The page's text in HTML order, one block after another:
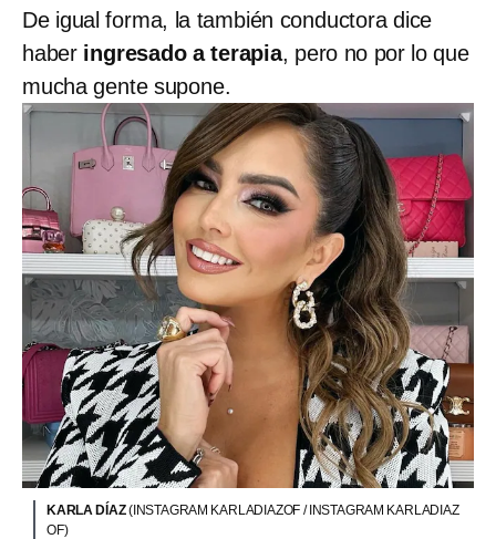
De igual forma, la también conductora dice
haber ingresado a terapia, pero no por lo que
mucha gente supone.
KARLA DÍAZ(INSTAGRAM KARLADIAZOF / INSTAGRAM KARLADIAZ
OF)